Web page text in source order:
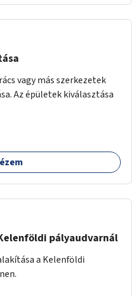
vagy más szerkezetek
Az épületek kiválasztása
pályaudvarnál
a Kelenföldi